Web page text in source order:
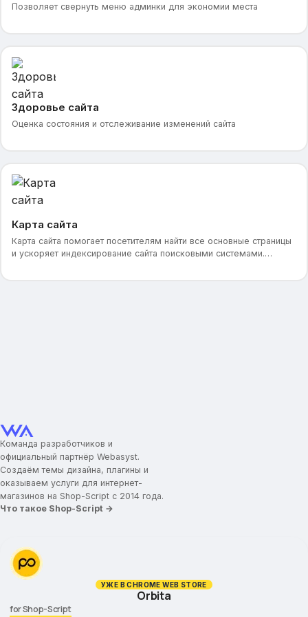
Позволяет свернуть меню админки для экономии места
Здоровье сайта
Оценка состояния и отслеживание изменений сайта
Карта сайта
Карта сайта помогает посетителям найти все основные страницы
и ускоряет индексирование сайта поисковыми системами.
Команда разработчиков и
официальный партнёр Webasyst.
Создаём темы дизайна, плагины и
оказываем услуги для интернет-
магазинов на Shop-Script с 2014 года.
Что такое Shop-Script →
УЖЕ В CHROME WEB STORE
Orbita
for Shop-Script